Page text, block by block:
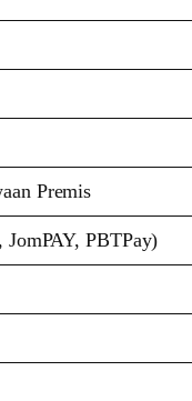
Premis
PBTPay)